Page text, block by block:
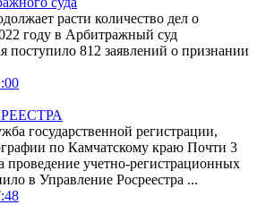
расти количество дел о
году в Арбитражный суд
поступило 812 заявлений о признании
государственной регистрации,
по Камчатскому краю Почти 3
проведение учетно-регистрационных
в Управление Росреестра ...